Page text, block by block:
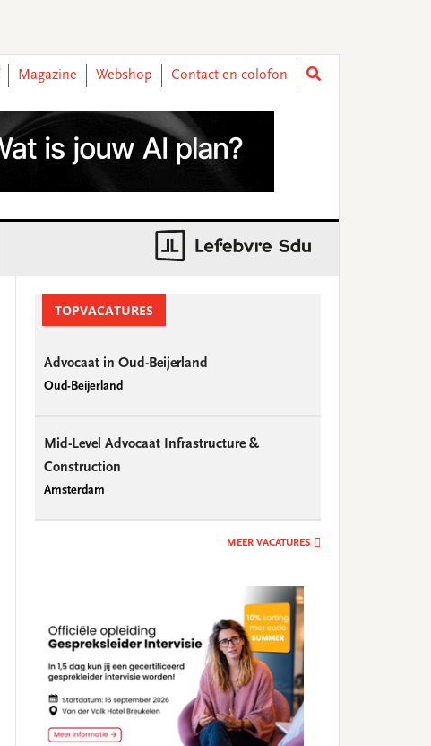
Magazine Webshop Contact en colofon
SidebarTOPVACATURES
Advocaat in Oud-Beijerland
Oud-Beijerland
Mid-Level Advocaat Infrastructure &
Construction
Amsterdam
MEER VACATURES